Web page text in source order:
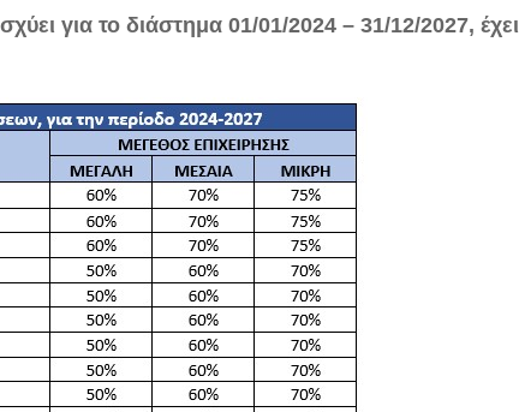
για το διάστημα 01/01/2024 – 31/12/2027, έχει